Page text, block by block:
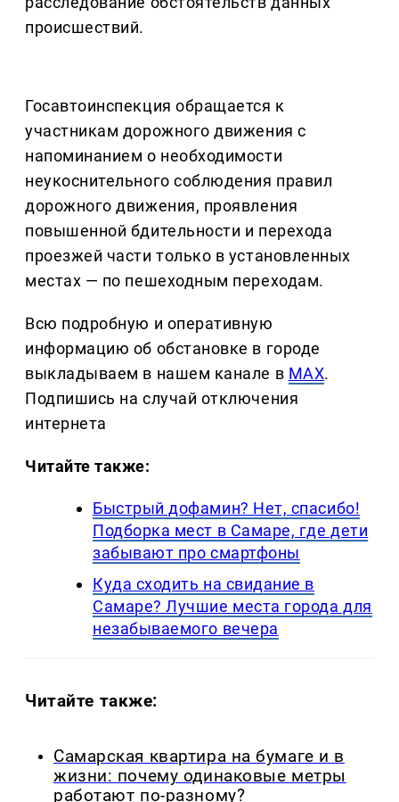
происшествий.
Госавтоинспекция обращается к
участникам дорожного движения с
напоминанием о необходимости
неукоснительного соблюдения правил
дорожного движения, проявления
повышенной бдительности и перехода
проезжей части только в установленных
местах — по пешеходным переходам.
Всю подробную и оперативную
информацию об обстановке в городе
выкладываем в нашем канале в MAX.
Подпишись на случай отключения
интернета
Читайте также:
Быстрый дофамин? Нет, спасибо!
Подборка мест в Самаре, где дети
забывают про смартфоны
Куда сходить на свидание в
Самаре? Лучшие места города для
незабываемого вечера
Читайте также:
Самарская квартира на бумаге и в
жизни: почему одинаковые метры
работают по-разному?